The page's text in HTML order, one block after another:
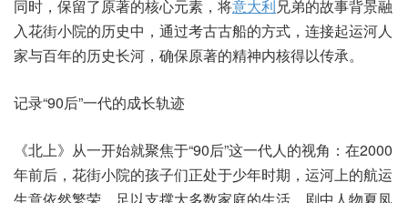
同时，保留了原著的核心元素，将意大利兄弟的故事背景融
入花街小院的历史中，通过考古古船的方式，连接起运河人
家与百年的历史长河，确保原著的精神内核得以传承。
记录“90后”一代的成长轨迹
《北上》从一开始就聚焦于“90后”这一代人的视角：在2000
年前后，花街小院的孩子们正处于少年时期，运河上的航运